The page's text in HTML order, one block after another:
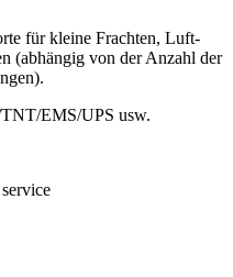
für kleine Frachten, Luft-
(abhängig von der Anzahl der
EMS/UPS usw.